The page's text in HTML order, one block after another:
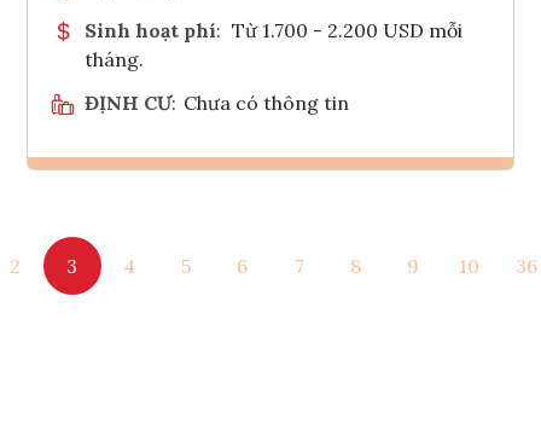
Sinh hoạt phí: Từ 1.700 - 2.200 USD mỗi
tháng.
ĐỊNH CƯ: Chưa có thông tin
Tham vấn Interlink
2 3 4 5 6 7 8 9 10 36